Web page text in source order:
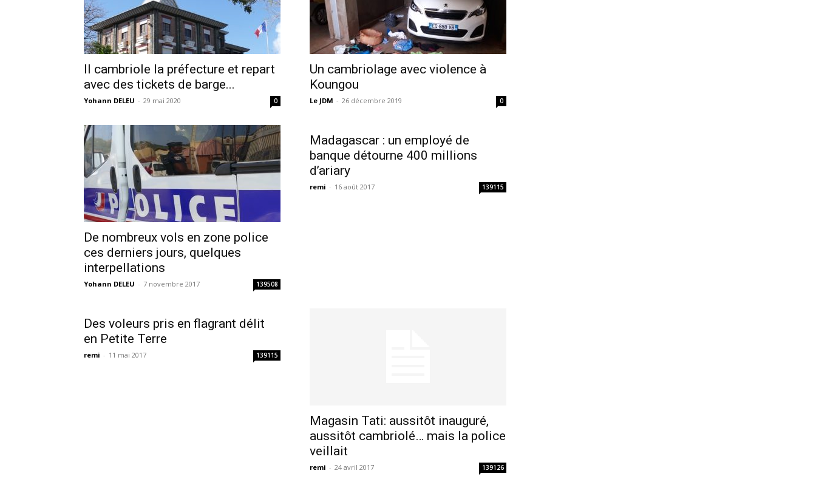
Il cambriole la préfecture et repart
avec des tickets de barge...
Yohann DELEU - 29 mai 2020 0
Un cambriolage avec violence à
Koungou
Le JDM - 26 décembre 2019 0
De nombreux vols en zone police
ces derniers jours, quelques
interpellations
Yohann DELEU - 7 novembre 2017 139508
Madagascar : un employé de
banque détourne 400 millions
d’ariary
remi - 16 août 2017 139115
Des voleurs pris en flagrant délit
en Petite Terre
remi - 11 mai 2017 139115
Magasin Tati: aussitôt inauguré,
aussitôt cambriolé… mais la police
veillait
remi - 24 avril 2017 139126